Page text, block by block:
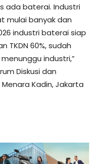
ada baterai. Industri
mulai banyak dan
industri baterai siap
TKDN 60%, sudah
industri,”
Diskusi dan
Kadin, Jakarta